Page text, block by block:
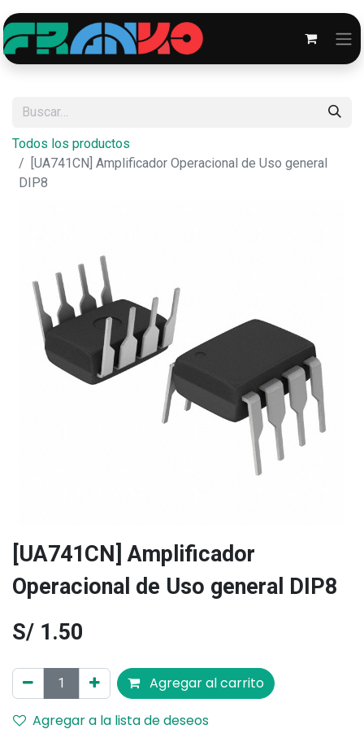
Todos los productos
[UA741CN] Amplificador Operacional de Uso general
DIP8
[UA741CN] Amplificador
Operacional de Uso general DIP8
S/ 1.50
Agregar al carrito
Agregar a la lista de deseos